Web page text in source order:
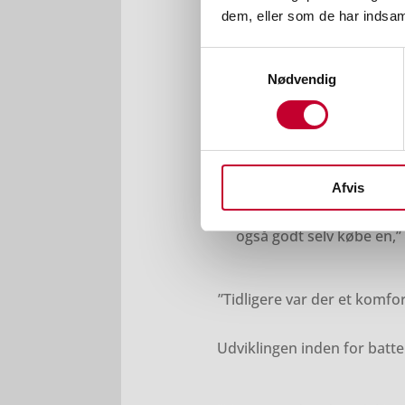
dem, eller som de har
Nødvendig
Afvis
hos nogle af de andre
Mens elbiler for bare
Spørger man
”Tidligere var elbiler i
behøver ikke være
blevet alment accepteret,
også godt selv købe
”Tidligere var der et
Udviklingen inden for